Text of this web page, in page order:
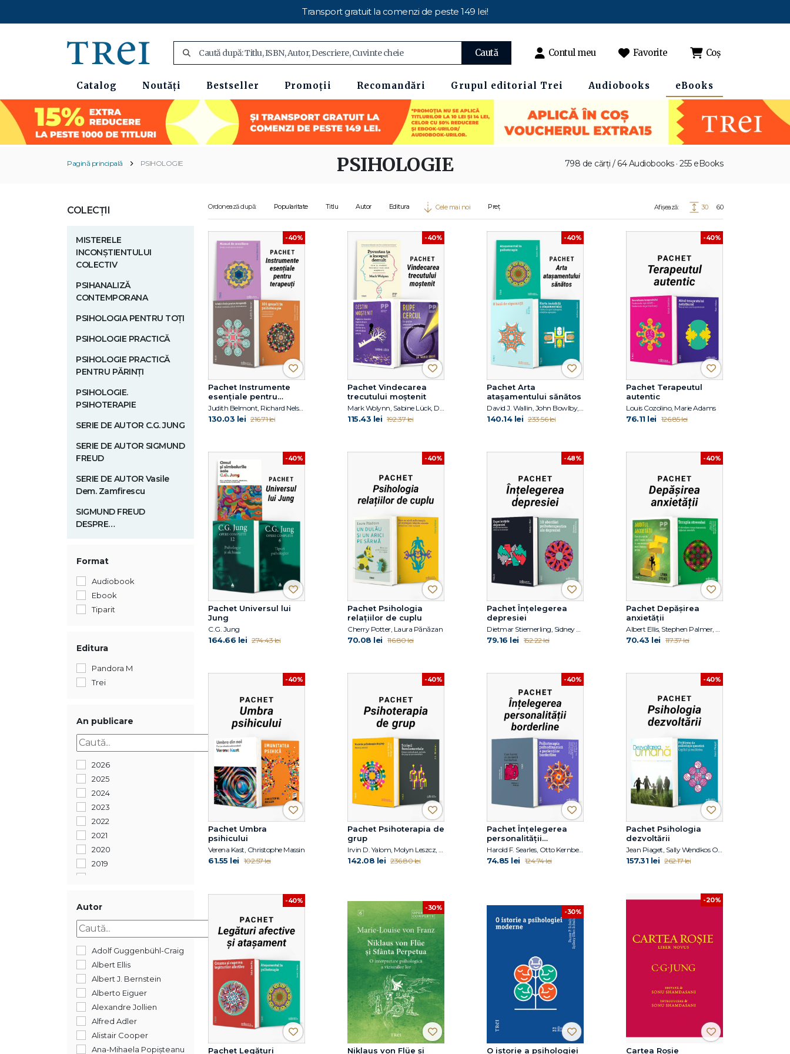
Transport gratuit la comenzi de peste 149 lei!
Caută Contul meu Favorite Coș
Catalog Noutăți Bestseller Promoții Recomandări Grupul editorial Trei Audiobooks eBooks
Pagină principală PSIHOLOGIE 798 de cărți / 64 Audiobooks · 255 eBooks
PSIHOLOGIE
COLECȚII
MISTERELE
INCONȘTIENTULUI
COLECTIV
PSIHANALIZĂ
CONTEMPORANA
PSIHOLOGIA PENTRU TOȚI
PSIHOLOGIE PRACTICĂ
PSIHOLOGIE PRACTICĂ
PENTRU PĂRINȚI
PSIHOLOGIE.
PSIHOTERAPIE
SERIE DE AUTOR C.G. JUNG
SERIE DE AUTOR SIGMUND
FREUD
SERIE DE AUTOR Vasile
Dem. Zamfirescu
SIGMUND FREUD
DESPRE…
Format
Audiobook
Ebook
Tiparit
Editura
Pandora M
Trei
An publicare
2026
2025
2024
2023
2022
2021
2020
2019
2016
2015
2014
2013
2012
2011
2010
2009
2008
2007
2006
Autor
Adolf Guggenbühl-Craig
Albert Ellis
Albert J. Bernstein
Alberto Eiguer
Alexandre Jollien
Alfred Adler
Alistair Cooper
Ana-Mihaela Popișteanu
Ordonează după: Popularitate Titlu Autor Editura Cele mai noi Preț Afișează: 30 60
-40%
Pachet Instrumente
esențiale pentru
terapeuți
Judith Belmont, Richard Nelson-Jones, Richard C. Robertiello
130.03 lei 216.71 lei
-40%
Pachet Vindecarea
trecutului moștenit
Mark Wolynn, Sabine Lück, Dr. Mariel Buqué
115.43 lei 192.37 lei
-40%
Pachet Arta
atașamentului sănătos
David J. Wallin, John Bowlby, Andreea Ionescu
140.14 lei 233.56 lei
-40%
Pachet Terapeutul
autentic
Louis Cozolino, Marie Adams
76.11 lei 126.85 lei
-40%
Pachet Universul lui
Jung
C.G. Jung
164.66 lei 274.43 lei
-40%
Pachet Psihologia
relațiilor de cuplu
Cherry Potter, Laura Pănăzan
70.08 lei 116.80 lei
-48%
Pachet Înțelegerea
depresiei
79.16 lei 152.22 lei
-40%
Pachet Depășirea
anxietății
70.43 lei 117.37 lei
-40%
Pachet Umbra
psihicului
Verena Kast, Christophe Massin
61.55 lei 102.57 lei
-40%
Pachet Psihoterapia de
grup
Irvin D. Yalom, Molyn Leszcz, Jacob Levy Moreno
142.08 lei 236.80 lei
-40%
Pachet Înțelegerea
personalității
borderline
Harold F. Searles, Otto Kernberg, Michael A. Selzer, Arthur C. Carr, Ann H. Appelbaum, Harold W. Koenigsberg
74.85 lei 124.74 lei
-40%
Pachet Psihologia
dezvoltării
Jean Piaget, Sally Wendkos Olds, Diane E. Papalia, Ruth Duskin Feldman
157.31 lei 262.17 lei
-40%
Pachet Legături
-30%
Niklaus von Flüe și
-30%
O istorie a psihologiei
-20%
Cartea Roșie